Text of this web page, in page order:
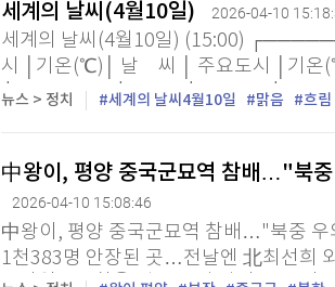
세계의 날씨(4월10일) 2026-04-10
세계의 날씨(4월10일) (15:00)
시 │기온(℃)│ 날 씨 │ 주요도시 │기
뉴스 > 정치 세계의 날씨4월10일 맑음 흐림
中왕이, 평양 중국군묘역 참배…"북
2026-04-10 15:08:46
中왕이, 평양 중국군묘역 참배…"북중
1천383명 안장된 곳…전날엔 北최선희
특파원 = 북한을 방문 중인 왕이 중국 외